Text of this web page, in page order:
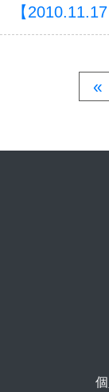
【
«